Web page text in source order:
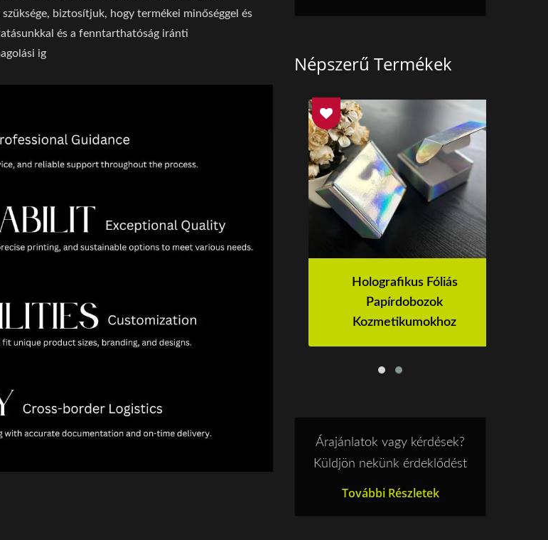
biztosítjuk, hogy termékei minőséggel és
és a fenntarthatóság iránti
ig
Népszerű Termékek
Holografikus Fóliás
Papírdobozok
Kozmetikumokhoz
Árajánlatok vagy kérdések?
Küldjön nekünk érdeklődést
További Részletek